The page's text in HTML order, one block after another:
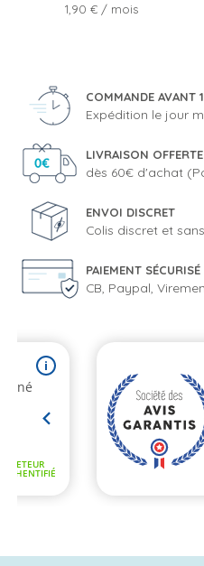
Prix
1,90 €/ mois
COMMANDE AVANT
Expédition le jour
LIVRAISON OFFERTE
dès 60€ d'achat
ENVOI DISCRET
Colis discret et
PAIEMENT SÉCURISÉ
CB, Paypal,